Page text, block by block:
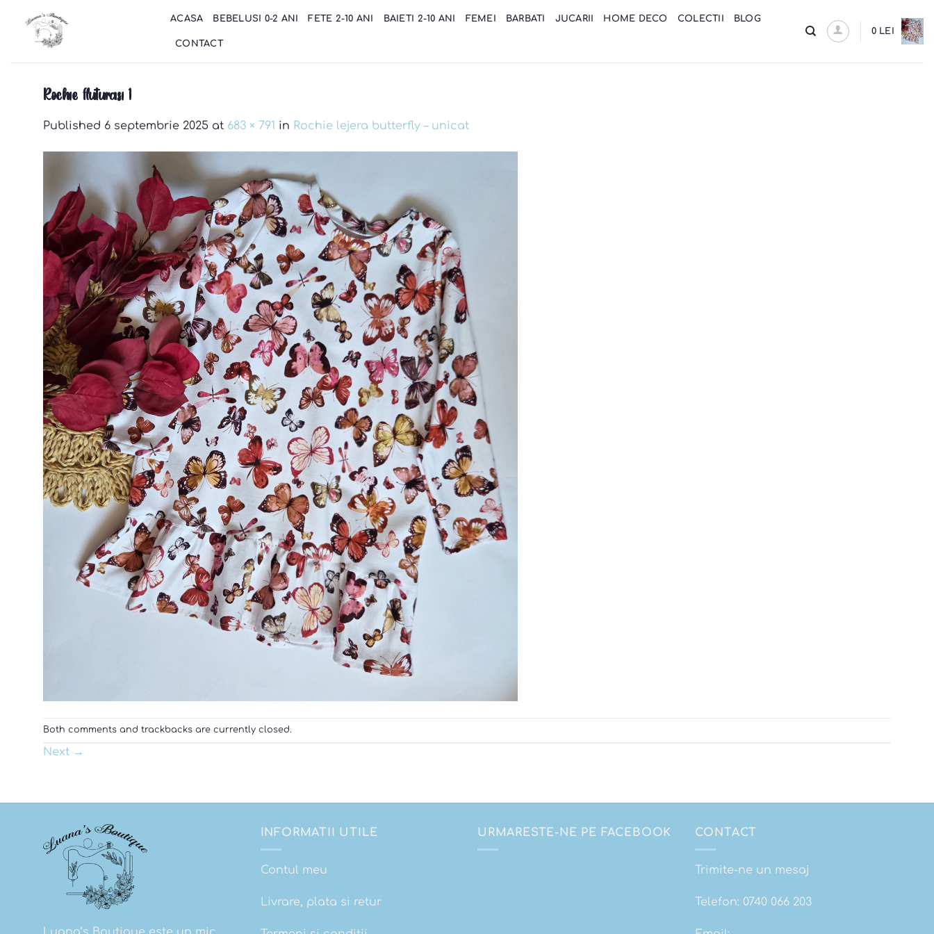
content
ACASA BEBELUSI 0-2 ANI FETE 2-10 ANI BAIETI 2-10 ANI FEMEI BARBATI JUCARII HOME DECO COLECTII BLOG
CONTACT
0 LEI
Rochie fluturasi 1
Published 6 septembrie 2025 at 683 × 791 in Rochie lejera butterfly – unicat
Both comments and trackbacks are currently closed.
Next →
INFORMATII UTILE
Contul meu
Livrare, plata si retur
URMARESTE-NE PE FACEBOOK CONTACT
Trimite-ne un mesaj
Telefon: 0740 066 203